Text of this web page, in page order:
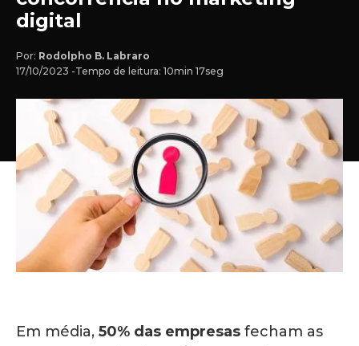
digital
Por: Rodolpho B. Labraro
17/10/2023 -Tempo de leitura: 10min 17seg
Em média, 50% das empresas fecham as